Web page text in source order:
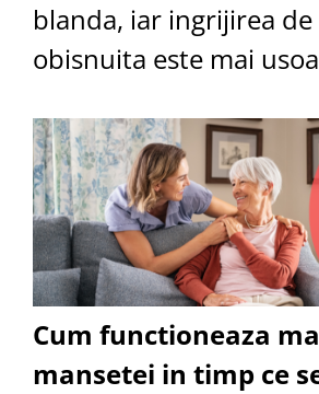
blanda, iar ingrijirea de
obisnuita este mai
Cum functioneaza
mansetei in timp ce